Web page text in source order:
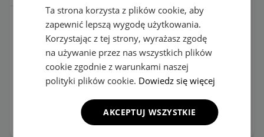
EVA Dywaniki do
Cadillac Escalade ESV 8-
osobowy 4 gen SUV
(2015-2020)
189.00zł
OPIS
189.00zł
Ta strona korzysta z plików cookie, aby
zapewnić lepszą wygodę użytkowania.
Korzystając z tej strony, wyrażasz zgodę
na używanie przez nas wszystkich plików
cookie zgodnie z warunkami naszej
polityki plików cookie. Dowiedz się więcej
AKCEPTUJ WSZYSTKIE